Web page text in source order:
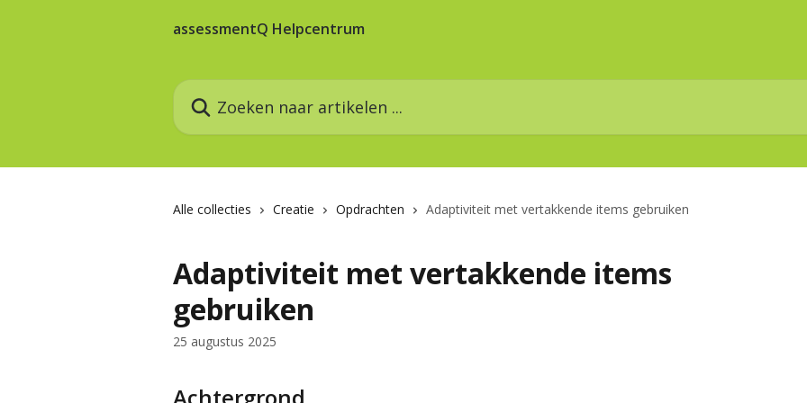
assessmentQ Helpcentrum
Zoeken naar artikelen ...
Alle collecties Creatie Opdrachten Adaptiviteit met vertakkende items gebruiken
Adaptiviteit met vertakkende items
gebruiken
25 augustus 2025